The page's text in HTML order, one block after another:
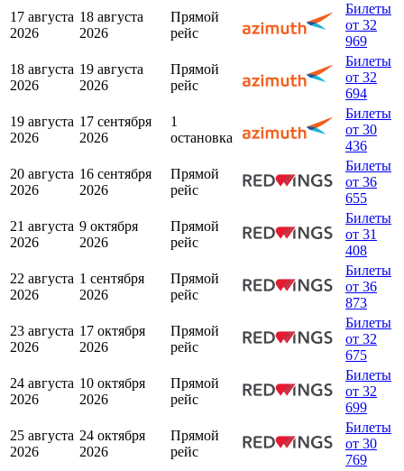
17 августа
2026
18 августа
2026
Прямой
рейс
Билеты
от 32
969
18 августа
2026
19 августа
2026
Прямой
рейс
Билеты
от 32
694
19 августа
2026
17 сентября
2026
1
остановка
Билеты
от 30
436
20 августа
2026
16 сентября
2026
Прямой
рейс
Билеты
от 36
655
21 августа
2026
9 октября
2026
Прямой
рейс
Билеты
от 31
408
22 августа
2026
1 сентября
2026
Прямой
рейс
Билеты
от 36
873
23 августа
2026
17 октября
2026
Прямой
рейс
Билеты
от 32
675
24 августа
2026
10 октября
2026
Прямой
рейс
Билеты
от 32
699
25 августа
2026
24 октября
2026
Прямой
рейс
Билеты
от 30
769